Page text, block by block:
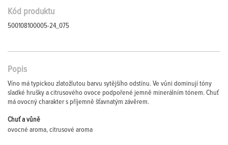
Kód produktu
500108100005-24_075
Popis
Víno má typickou zlatožlutou barvu sytějšího odstínu. Ve vůni dominují tóny
sladké hrušky a citrusového ovoce podpořené jemně minerálním tónem. Chuť
má ovocný charakter s příjemně šťavnatým závěrem.
Chuť a vůně
ovocné aroma, citrusové aroma